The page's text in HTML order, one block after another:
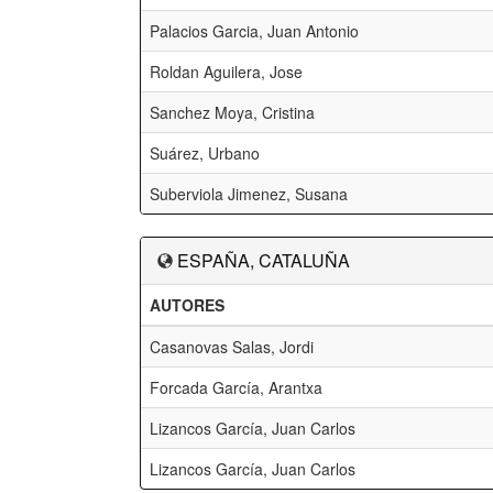
Palacios Garcia, Juan Antonio
Roldan Aguilera, Jose
Sanchez Moya, Cristina
Suárez, Urbano
Suberviola Jimenez, Susana
ESPAÑA, CATALUÑA
AUTORES
Casanovas Salas, Jordi
Forcada García, Arantxa
Lizancos García, Juan Carlos
Lizancos García, Juan Carlos